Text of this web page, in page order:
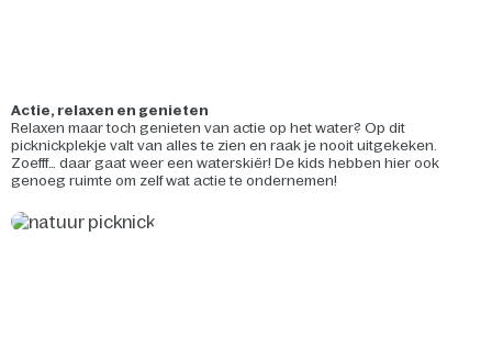
Actie, relaxen en genieten
Relaxen maar toch genieten van actie op het water? Op dit
picknickplekje valt van alles te zien en raak je nooit uitgekeken.
Zoefff… daar gaat weer een waterskiër! De kids hebben hier ook
genoeg ruimte om zelf wat actie te ondernemen!